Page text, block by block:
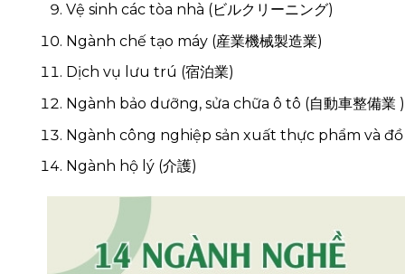
Vệ sinh các tòa nhà (ビルクリーニング)
Ngành chế tạo máy (産業機械製造業)
Dịch vụ lưu trú (宿泊業)
Ngành bảo dưỡng, sửa chữa ô tô (自動車整備業 )
Ngành công nghiệp sản xuất thực phẩm và đồ
Ngành hộ lý (介護)